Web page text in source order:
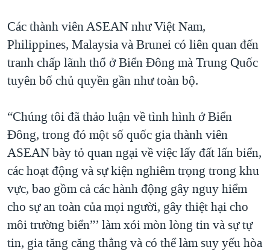
Các thành viên ASEAN như Việt Nam,
Philippines, Malaysia và Brunei có liên quan đến
tranh chấp lãnh thổ ở Biển Đông mà Trung Quốc
tuyên bố chủ quyền gần như toàn bộ.
“Chúng tôi đã thảo luận về tình hình ở Biển
Đông, trong đó một số quốc gia thành viên
ASEAN bày tỏ quan ngại về việc lấy đất lấn biển,
các hoạt động và sự kiện nghiêm trọng trong khu
vực, bao gồm cả các hành động gây nguy hiểm
cho sự an toàn của mọi người, gây thiệt hại cho
môi trường biển”’ làm xói mòn lòng tin và sự tự
tin, gia tăng căng thẳng và có thể làm suy yếu hòa